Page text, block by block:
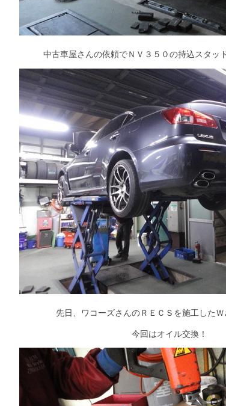
中古車屋さんの依頼でＮＶ３５０の持込スタッ
先日、ワコーズさんのＲＥＣＳを施工した
今回はオイル交換！